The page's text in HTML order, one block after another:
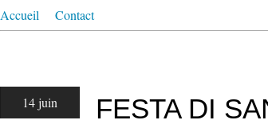
Accueil Contact
14 juin FESTA DI